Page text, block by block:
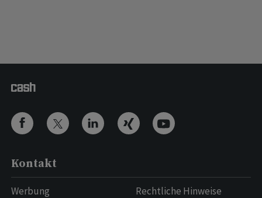
Kontakt
Werbung
Rechtliche Hinweise